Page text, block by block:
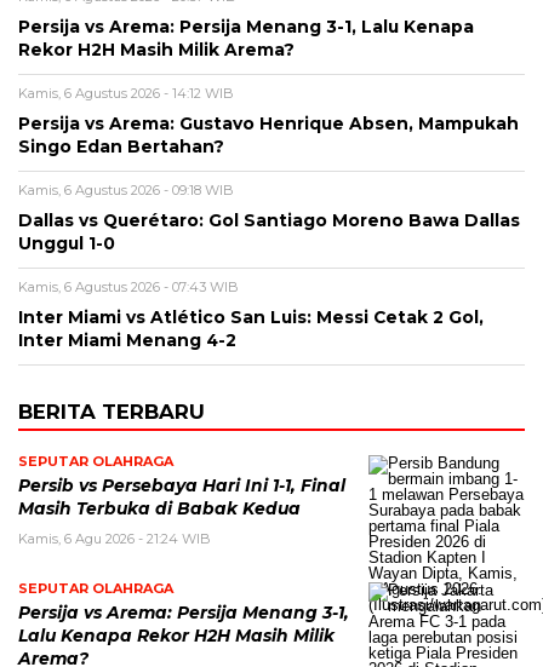
Persija vs Arema: Persija Menang 3-1, Lalu Kenapa
Rekor H2H Masih Milik Arema?
Kamis, 6 Agustus 2026 - 14:12 WIB
Persija vs Arema: Gustavo Henrique Absen, Mampukah
Singo Edan Bertahan?
Kamis, 6 Agustus 2026 - 09:18 WIB
Dallas vs Querétaro: Gol Santiago Moreno Bawa Dallas
Unggul 1-0
Kamis, 6 Agustus 2026 - 07:43 WIB
Inter Miami vs Atlético San Luis: Messi Cetak 2 Gol,
Inter Miami Menang 4-2
BERITA TERBARU
SEPUTAR OLAHRAGA
Persib vs Persebaya Hari Ini 1-1, Final
Masih Terbuka di Babak Kedua
Kamis, 6 Agu 2026 - 21:24 WIB
SEPUTAR OLAHRAGA
Persija vs Arema: Persija Menang 3-1,
Lalu Kenapa Rekor H2H Masih Milik
Arema?